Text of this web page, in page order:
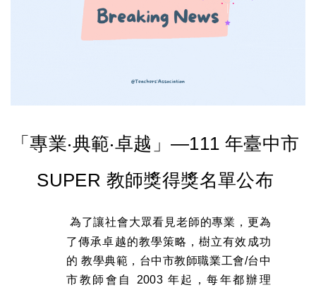
「專業‧典範‧卓越」—111 年臺中市
SUPER 教師獎得獎名單公布
為了讓社會大眾看見老師的專業，更為
了傳承卓越的教學策略，樹立有效成功
的 教學典範，台中市教師職業工會/台中
市教師會自 2003 年起，每年都辦理